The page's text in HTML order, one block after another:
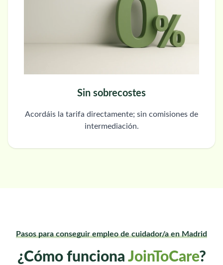
Sin sobrecostes
Acordáis la tarifa directamente; sin comisiones de
intermediación.
Pasos para conseguir empleo de cuidador/a en Madrid
¿Cómo funciona JoinToCare?